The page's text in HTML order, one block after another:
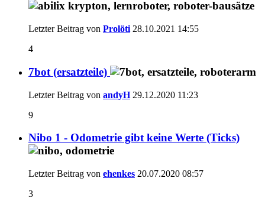
Letzter Beitrag von Prolöti 28.10.2021 14:55
4
7bot (ersatzteile)
Letzter Beitrag von andyH29.12.2020 11:23
9
Nibo 1 - Odometrie gibt keine Werte (Ticks)
Letzter Beitrag von ehenkes 20.07.2020 08:57
3